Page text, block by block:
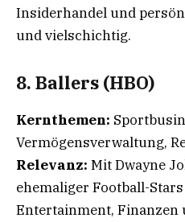
Insiderhandel und
und vielschichtig.
8. Ballers (HBO)
Kernthemen:
Vermögensverwaltung,
Relevanz: Mit Dwayne
ehemaliger Football-
Entertainment, Finanzen